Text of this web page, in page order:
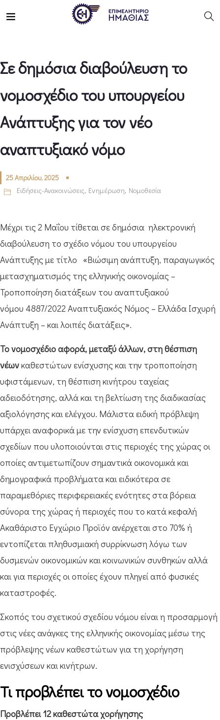
Σε δημόσια διαβούλευση το
νομοσχέδιο του υπουργείου
Ανάπτυξης για τον νέο
αναπτυξιακό νόμο
25 Απριλίου, 2025
Ειδήσεις-Ανακοινώσεις, Ενημέρωση, Νομοθεσία
Μέχρι τις 2 Μαΐου τίθεται σε δημόσια ηλεκτρονική
διαβούλευση το σχέδιο νόμου του υπουργείου
Ανάπτυξης με τίτλο «Βιώσιμη ανάπτυξη, παραγωγικός
μετασχηματισμός της ελληνικής οικονομίας –
Τροποποίηση διατάξεων του αναπτυξιακού
νόμου 4887/2022 Αναπτυξιακός Νόμος – Ελλάδα Ισχυρή
Ανάπτυξη – και λοιπές διατάξεις».
Το νομοσχέδιο αφορά, μεταξύ άλλων, στη θέσπιση
νέωνκαθεστώτων ενίσχυσης και την τροποποίηση
υφιστάμενων, τη θέσπιση κινήτρου ταχείας
αδειοδότησης, αλλά και τη βελτίωση της διαδικασίας
αξιολόγησης και ελέγχου. Μάλιστα ειδική πρόβλεψη
υπάρχει αναφορικά με την ενίσχυση επενδυτικών
σχεδίων που υλοποιούνται στις περιοχές της χώρας οι
οποίες αντιμετωπίζουν σημαντικά οικονομικά και
δημογραφικά προβλήματα και ειδικότερα σε
παραμεθόριες περιφερειακές ενότητες στα βόρεια
σύνορα της χώρας ή περιοχές που το κατά κεφαλή
Ακαθάριστο Εγχώριο Προϊόν ανέρχεται στο 70% ή
εντοπίζεται πληθυσμιακή συρρίκνωση λόγω των
δυσμενών οικονομικών και κοινωνικών συνθηκών αλλά
και για περιοχές οι οποίες έχουν πληγεί από φυσικές
καταστροφές.
Σκοπός του σχετικού σχεδίου νόμου είναι η προσαρμογή
στις νέες ανάγκες της ελληνικής οικονομίας μέσω της
πρόβλεψης νέων καθεστώτων για τη χορήγηση
ενισχύσεων και κινήτρων.
Τι προβλέπει το νομοσχέδιο
Προβλέπει 12 καθεστώτα χορήγησης